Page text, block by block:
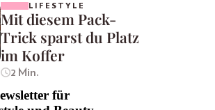
LIFESTYLE
Mit diesem Pack-
Trick sparst du Platz
im Koffer
2 Min.